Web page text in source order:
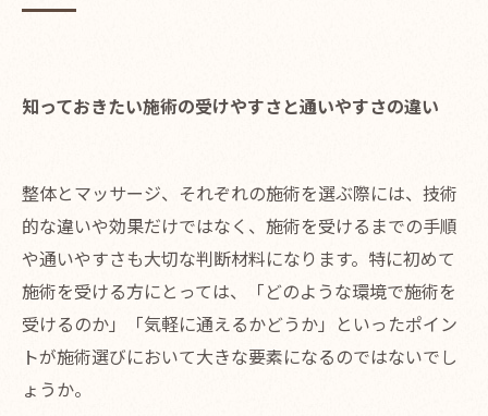
知っておきたい施術の受けやすさと通いやすさの違い
整体とマッサージ、それぞれの施術を選ぶ際には、技術
的な違いや効果だけではなく、施術を受けるまでの手順
や通いやすさも大切な判断材料になります。特に初めて
施術を受ける方にとっては、「どのような環境で施術を
受けるのか」「気軽に通えるかどうか」といったポイン
トが施術選びにおいて大きな要素になるのではないでし
ょうか。